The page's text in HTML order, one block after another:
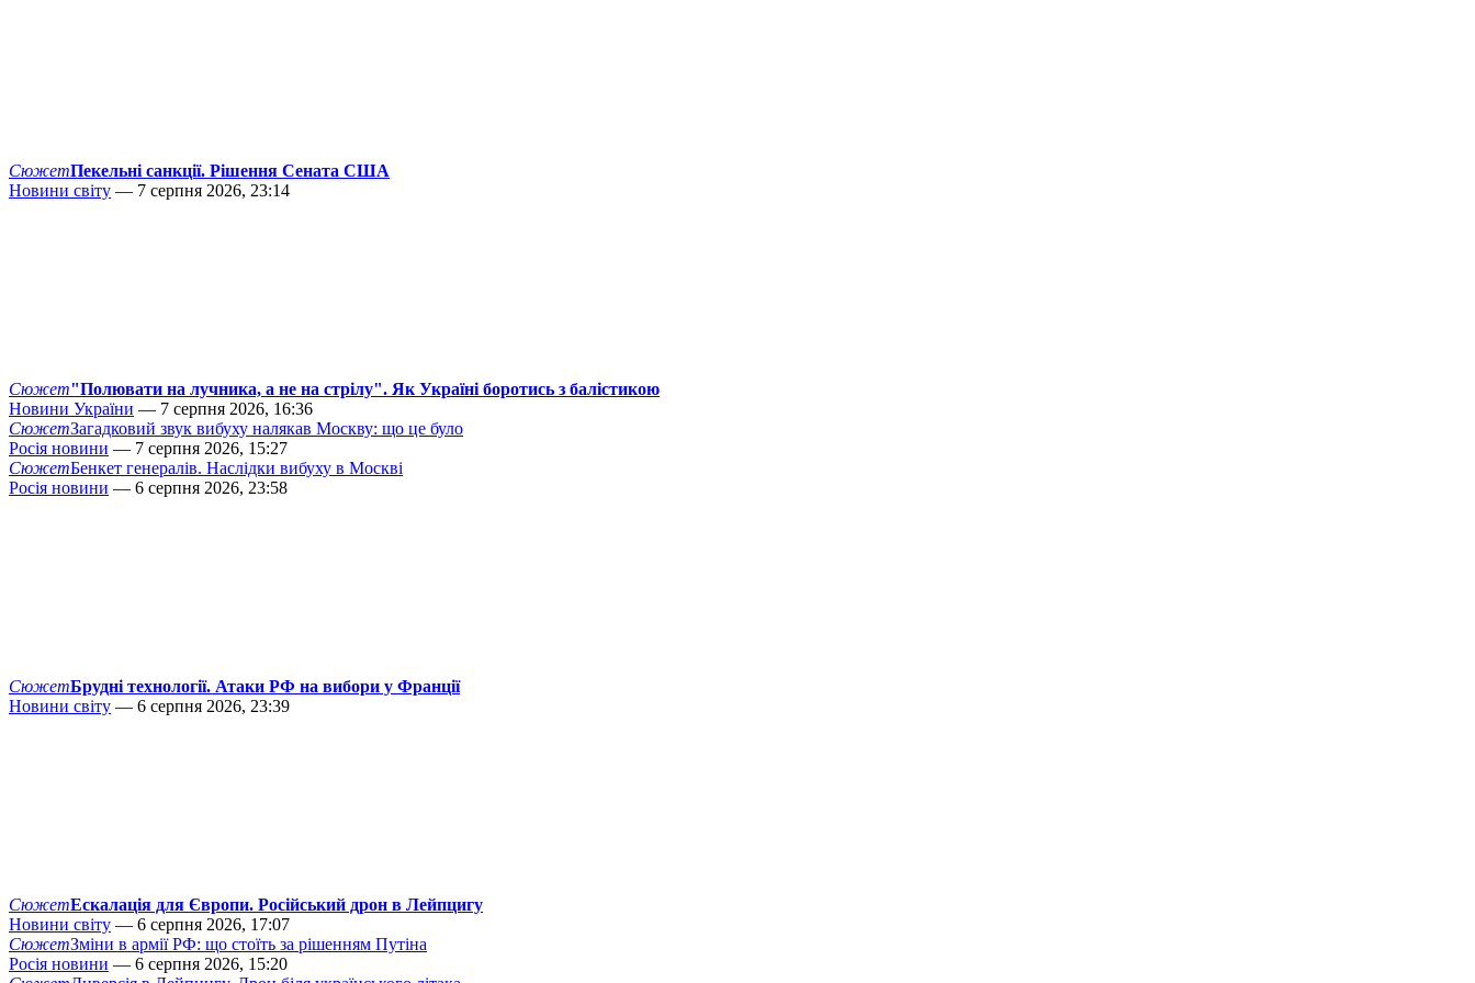
СюжетПекельні санкції. Рішення Сената США
Новини світу — 7 серпня 2026, 23:14
Сюжет"Полювати на лучника, а не на стрілу". Як Україні боротись з балістикою
Новини України — 7 серпня 2026, 16:36
СюжетЗагадковий звук вибуху налякав Москву: що це було
Росія новини — 7 серпня 2026, 15:27
СюжетБенкет генералів. Наслідки вибуху в Москві
Росія новини — 6 серпня 2026, 23:58
СюжетБрудні технології. Атаки РФ на вибори у Франції
Новини світу — 6 серпня 2026, 23:39
СюжетЕскалація для Європи. Російський дрон в Лейпцигу
Новини світу — 6 серпня 2026, 17:07
СюжетЗміни в армії РФ: що стоїть за рішенням Путіна
Росія новини — 6 серпня 2026, 15:20